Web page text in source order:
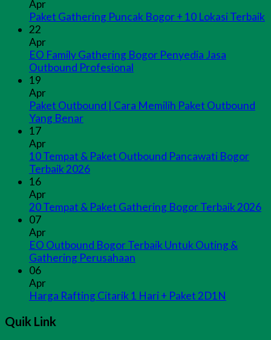
Apr
Paket Gathering Puncak Bogor + 10 Lokasi Terbaik
22
Apr
EO Family Gathering Bogor Penyedia Jasa
Outbound Profesional
19
Apr
Paket Outbound | Cara Memilih Paket Outbound
Yang Benar
17
Apr
10 Tempat & Paket Outbound Pancawati Bogor
Terbaik 2026
16
Apr
20 Tempat & Paket Gathering Bogor Terbaik 2026
07
Apr
EO Outbound Bogor Terbaik Untuk Outing &
Gathering Perusahaan
06
Apr
Harga Rafting Citarik 1 Hari + Paket 2D1N
Quik Link